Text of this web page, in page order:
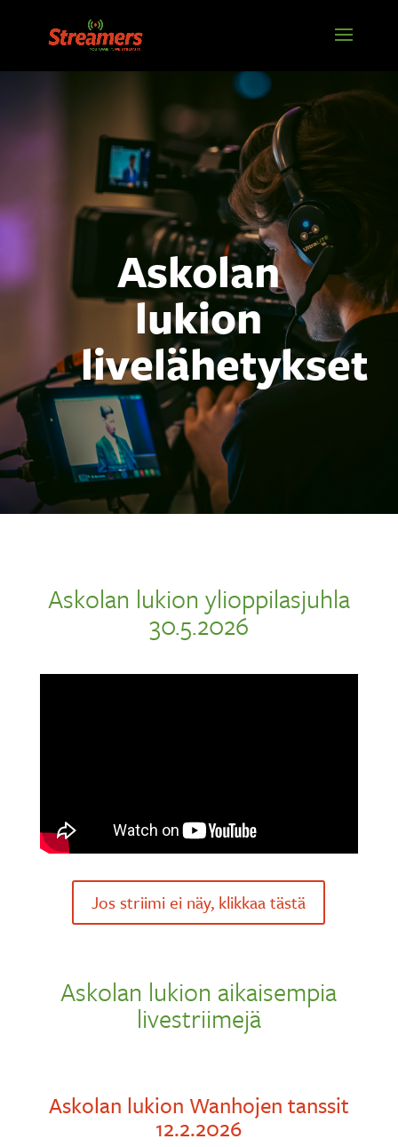
Askolan
lukion
livelähetykset
Askolan lukion ylioppilasjuhla
30.5.2026
Jos striimi ei näy, klikkaa tästä
Askolan lukion aikaisempia
livestriimejä
Askolan lukion Wanhojen tanssit
12.2.2026